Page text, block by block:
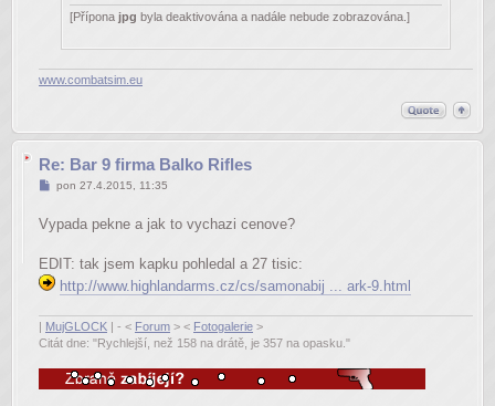
[Přípona jpg byla deaktivována a nadále nebude zobrazována.]
www.combatsim.eu
Re: Bar 9 firma Balko Rifles
Příspěvek
pon 27.4.2015, 11:35
Vypada pekne a jak to vychazi cenove?
EDIT: tak jsem kapku pohledal a 27 tisic:
http://www.highlandarms.cz/cs/samonabij ... ark-9.html
| MujGLOCK | - < Forum > < Fotogalerie >
Citát dne: "Rychlejší, než 158 na drátě, je 357 na opasku."